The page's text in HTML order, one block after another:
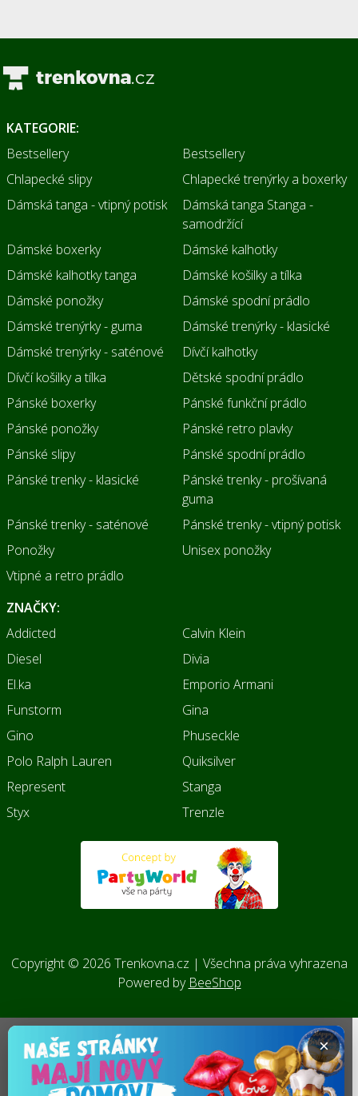
KATEGORIE:
Bestsellery
Bestsellery
Chlapecké slipy
Chlapecké trenýrky a boxerky
Dámská tanga - vtipný potisk
Dámská tanga Stanga -
samodržící
Dámské boxerky
Dámské kalhotky
Dámské kalhotky tanga
Dámské košilky a tílka
Dámské ponožky
Dámské spodní prádlo
Dámské trenýrky - guma
Dámské trenýrky - klasické
Dámské trenýrky - saténové
Dívčí kalhotky
Dívčí košilky a tílka
Dětské spodní prádlo
Pánské boxerky
Pánské funkční prádlo
Pánské ponožky
Pánské retro plavky
Pánské slipy
Pánské spodní prádlo
Pánské trenky - klasické
Pánské trenky - prošívaná
guma
Pánské trenky - saténové
Pánské trenky - vtipný potisk
Ponožky
Unisex ponožky
Vtipné a retro prádlo
ZNAČKY:
Addicted
Calvin Klein
Diesel
Divia
El.ka
Emporio Armani
Funstorm
Gina
Gino
Phuseckle
Polo Ralph Lauren
Quiksilver
Represent
Stanga
Styx
Trenzle
Copyright © 2026 Trenkovna.cz | Všechna práva vyhrazena
Powered by BeeShop
×